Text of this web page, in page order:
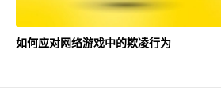
如何应对网络游戏中的欺凌行为